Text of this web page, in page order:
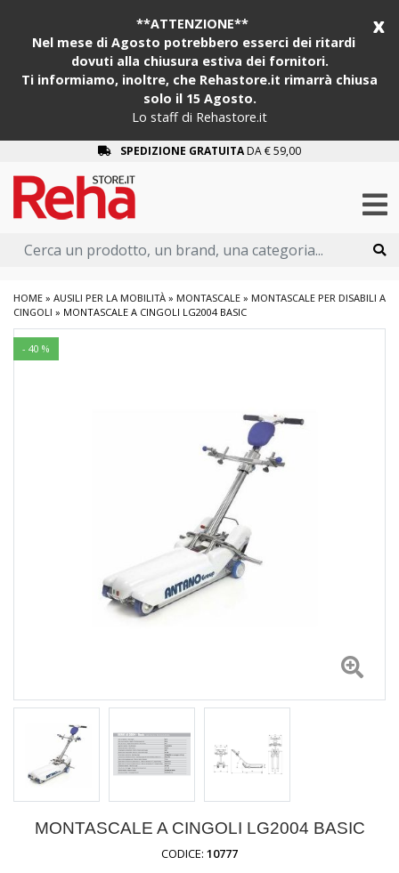
x
**ATTENZIONE**
Nel mese di Agosto potrebbero esserci dei ritardi
dovuti alla chiusura estiva dei fornitori.
Ti informiamo, inoltre, che Rehastore.it rimarrà chiusa
solo il 15 Agosto.
Lo staff di Rehastore.it
SPEDIZIONE GRATUITADA € 59,00
HOME » AUSILI PER LA MOBILITÀ » MONTASCALE » MONTASCALE PER DISABILI A
CINGOLI » MONTASCALE A CINGOLI LG2004 BASIC
- 40 %
MONTASCALE A CINGOLI LG2004 BASIC
CODICE: 10777